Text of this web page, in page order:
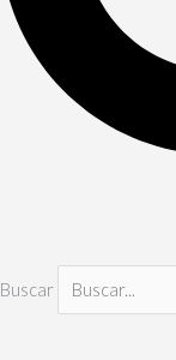
Buscar